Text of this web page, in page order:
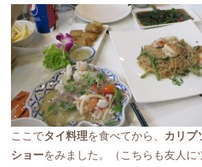
ここでタイ料理を食べてから、
カリプ
ショーをみました。（こちらも友人に